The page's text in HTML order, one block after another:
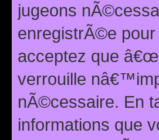
jugeons
enregistrÃ©e
acceptez que
verrouille
nÃ©cessaire. En
informations que